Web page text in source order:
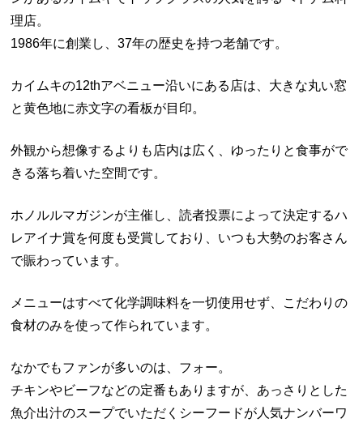
理店。
1986年に創業し、37年の歴史を持つ老舗です。
カイムキの12thアベニュー沿いにある店は、大きな丸い窓
と黄色地に赤文字の看板が目印。
外観から想像するよりも店内は広く、ゆったりと食事がで
きる落ち着いた空間です。
ホノルルマガジンが主催し、読者投票によって決定するハ
レアイナ賞を何度も受賞しており、いつも大勢のお客さん
で賑わっています。
メニューはすべて化学調味料を一切使用せず、こだわりの
食材のみを使って作られています。
なかでもファンが多いのは、フォー。
チキンやビーフなどの定番もありますが、あっさりとした
魚介出汁のスープでいただくシーフードが人気ナンバーワ